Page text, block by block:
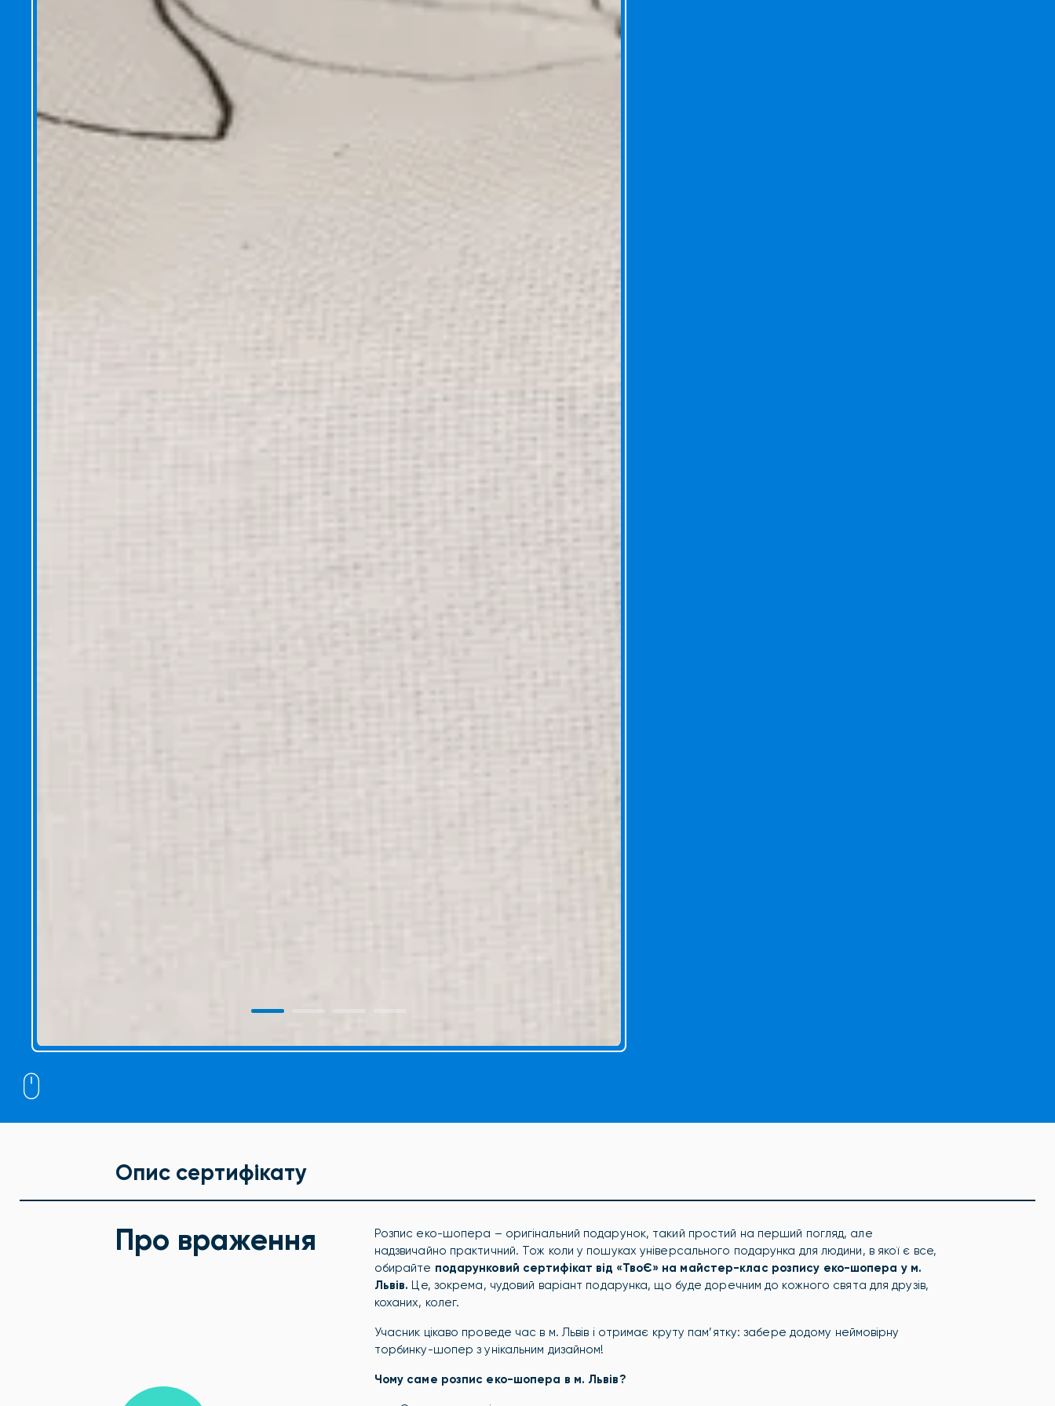
Опис сертифікату
Про враження
Розпис еко-шопера – оригінальний подарунок, такий простий на перший погляд, але
надзвичайно практичний. Тож коли у пошуках універсального подарунка для людини, в якої є все,
обирайте подарунковий сертифікат від «ТвоЄ» на майстер-клас розпису еко-шопера у м.
Львів. Це, зокрема, чудовий варіант подарунка, що буде доречним до кожного свята для друзів,
коханих, колег.
Учасник цікаво проведе час в м. Львів і отримає круту пам’ятку: забере додому неймовірну
торбинку-шопер з унікальним дизайном!
Чому саме розпис еко-шопера в м. Львів?